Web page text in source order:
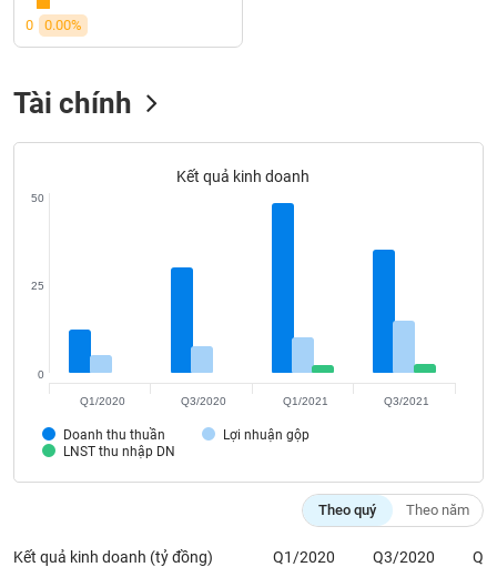
0 0.00%
Tài chính
Kết quả kinh doanh
Doanh thu thuần
Lợi nhuận gộp
LNST thu nhập DN
0
25
50
Q1/2020 Q3/2020 Q1/2021 Q3/2021
Theo quý Theo năm
Kết quả kinh doanh (tỷ đồng) Q1/2020 Q3/2020
SÓC
SỨC
KHỎE
TIN
DỊCH
THÔNG